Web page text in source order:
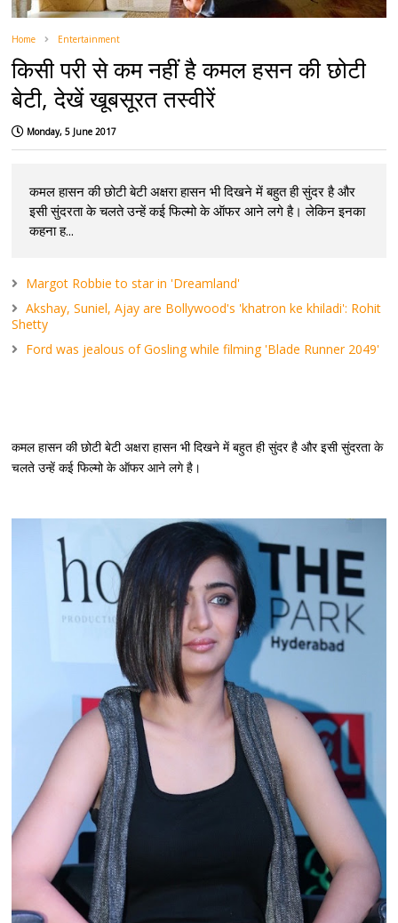
Home Entertainment
किसी परी से कम नहीं है कमल हसन की छोटी
बेटी, देखें खूबसूरत तस्वीरें
Monday, 5 June 2017
कमल हासन की छोटी बेटी अक्षरा हासन भी दिखने में बहुत ही सुंदर है और
इसी सुंदरता के चलते उन्हें कई फिल्मो के ऑफर आने लगे है। लेकिन इनका
कहना ह...
Margot Robbie to star in 'Dreamland'
Akshay, Suniel, Ajay are Bollywood's 'khatron ke khiladi': Rohit
Shetty
Ford was jealous of Gosling while filming 'Blade Runner 2049'
कमल हासन की छोटी बेटी अक्षरा हासन भी दिखने में बहुत ही सुंदर है और इसी सुंदरता के
चलते उन्हें कई फिल्मो के ऑफर आने लगे है।